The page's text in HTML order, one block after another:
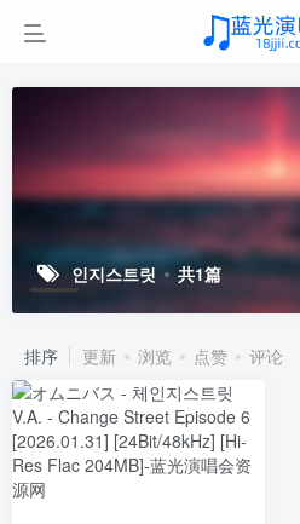
인지스트릿 共1篇
排序 更新 浏览 点赞 评论